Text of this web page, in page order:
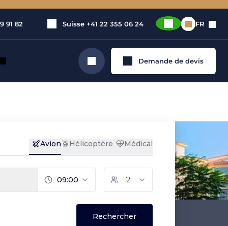
91 82 Suisse +41 22 355 06 24 FR
Rechercher Demande de devis